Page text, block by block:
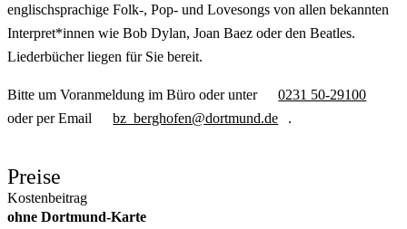
englischsprachige Folk-, Pop- und Lovesongs von allen bekannten
Interpret*innen wie Bob Dylan, Joan Baez oder den Beatles.
Liederbücher liegen für Sie bereit.
Bitte um Voranmeldung im Büro oder unter
0231 50-29100
oder per Email
bz_berghofen@dortmund.de .
Preise
Kostenbeitrag
ohne Dortmund-Karte